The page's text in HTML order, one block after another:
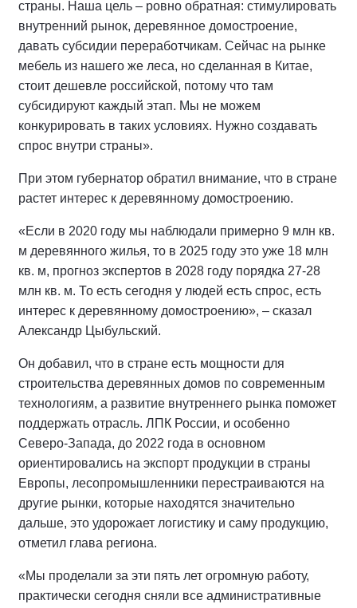
страны. Наша цель – ровно обратная: стимулировать
внутренний рынок, деревянное домостроение,
давать субсидии переработчикам. Сейчас на рынке
мебель из нашего же леса, но сделанная в Китае,
стоит дешевле российской, потому что там
субсидируют каждый этап. Мы не можем
конкурировать в таких условиях. Нужно создавать
спрос внутри страны».
При этом губернатор обратил внимание, что в стране
растет интерес к деревянному домостроению.
«Если в 2020 году мы наблюдали примерно 9 млн кв.
м деревянного жилья, то в 2025 году это уже 18 млн
кв. м, прогноз экспертов в 2028 году порядка 27-28
млн кв. м. То есть сегодня у людей есть спрос, есть
интерес к деревянному домостроению», – сказал
Александр Цыбульский.
Он добавил, что в стране есть мощности для
строительства деревянных домов по современным
технологиям, а развитие внутреннего рынка поможет
поддержать отрасль. ЛПК России, и особенно
Северо-Запада, до 2022 года в основном
ориентировались на экспорт продукции в страны
Европы, лесопромышленники перестраиваются на
другие рынки, которые находятся значительно
дальше, это удорожает логистику и саму продукцию,
отметил глава региона.
«Мы проделали за эти пять лет огромную работу,
практически сегодня сняли все административные